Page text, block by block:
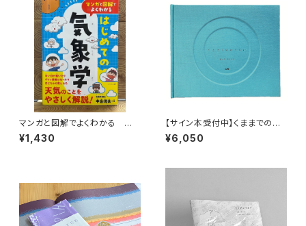
マンガと図解でよくわかる はじ
めての気象学
¥1,430
【サイン本受付中】くままでのお
さらい〈特装新版〉
¥6,050